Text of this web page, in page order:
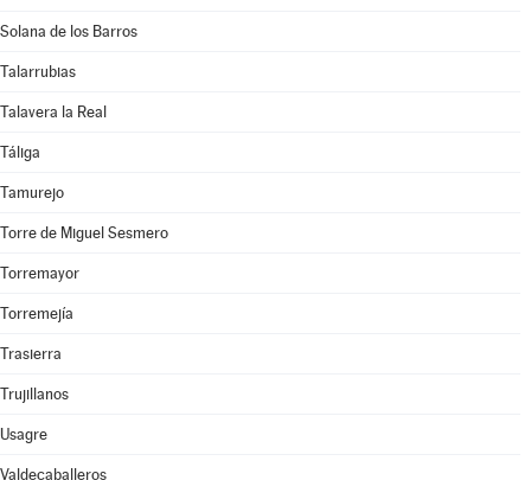
Solana de los Barros
Talarrubias
Talavera la Real
Táliga
Tamurejo
Torre de Miguel Sesmero
Torremayor
Torremejía
Trasierra
Trujillanos
Usagre
Valdecaballeros